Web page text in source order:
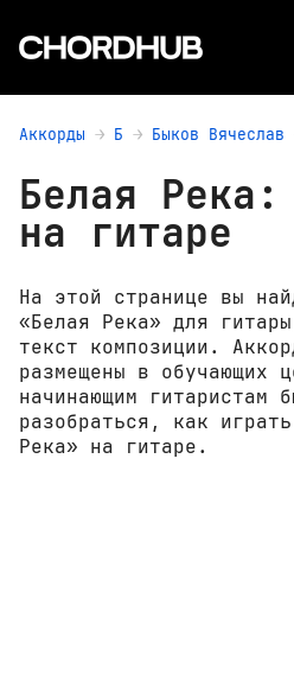
Аккорды Б Быков Вячеслав
Белая Река:
на гитаре
На этой странице вы
«Белая Река» для
текст композиции.
размещены в обучающих
начинающим гитаристам
разобраться, как
Река» на гитаре.